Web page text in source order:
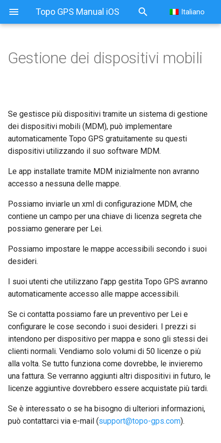
Topo GPS Manual iOS Italiano
Gestione dei dispositivi mobili
Se gestisce più dispositivi tramite un sistema di gestione
dei dispositivi mobili (MDM), può implementare
automaticamente Topo GPS gratuitamente su questi
dispositivi utilizzando il suo software MDM.
Le app installate tramite MDM inizialmente non avranno
accesso a nessuna delle mappe.
Possiamo inviarle un xml di configurazione MDM, che
contiene un campo per una chiave di licenza segreta che
possiamo generare per Lei.
Possiamo impostare le mappe accessibili secondo i suoi
desideri.
I suoi utenti che utilizzano l’app gestita Topo GPS avranno
automaticamente accesso alle mappe accessibili.
Se ci contatta possiamo fare un preventivo per Lei e
configurare le cose secondo i suoi desideri. I prezzi si
intendono per dispositivo per mappa e sono gli stessi dei
clienti normali. Vendiamo solo volumi di 50 licenze o più
alla volta. Se tutto funziona come dovrebbe, le invieremo
una fattura. Se verranno aggiunti altri dispositivi in futuro, le
licenze aggiuntive dovrebbero essere acquistate più tardi.
Se è interessato o se ha bisogno di ulteriori informazioni,
può contattarci via e-mail (support@topo-gps.com).